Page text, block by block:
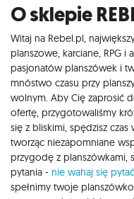
O sklepie
Witaj na Rebel.pl,
planszowe, karciane, RPG
pasjonatów planszówek i
mnóstwo czasu przy
wolnym. Aby Cię zaprosić
ofertę, przygotowaliśmy
się z bliskimi, spędzisz
tworząc niezapomniane
przygodę z planszówkami,
pytania - nie wahaj się pytać
spełnimy twoje